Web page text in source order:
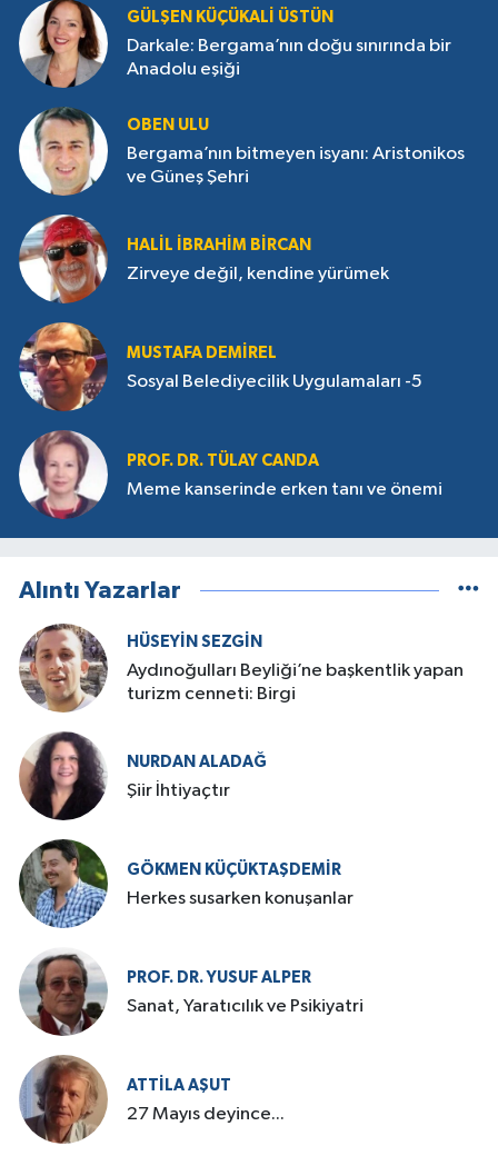
GÜLŞEN KÜÇÜKALI ÜSTÜN
Darkale: Bergama’nın doğu sınırında bir
Anadolu eşiği
OBEN ULU
Bergama’nın bitmeyen isyanı: Aristonikos
ve Güneş Şehri
HALIL İBRAHIM BIRCAN
Zirveye değil, kendine yürümek
MUSTAFA DEMIREL
Sosyal Belediyecilik Uygulamaları -5
PROF. DR. TÜLAY CANDA
Meme kanserinde erken tanı ve önemi
Alıntı Yazarlar
HÜSEYIN SEZGIN
Aydınoğulları Beyliği’ne başkentlik yapan
turizm cenneti: Birgi
NURDAN ALADAĞ
Şiir İhtiyaçtır
GÖKMEN KÜÇÜKTAŞDEMIR
Herkes susarken konuşanlar
PROF. DR. YUSUF ALPER
Sanat, Yaratıcılık ve Psikiyatri
ATTILA AŞUT
27 Mayıs deyince...